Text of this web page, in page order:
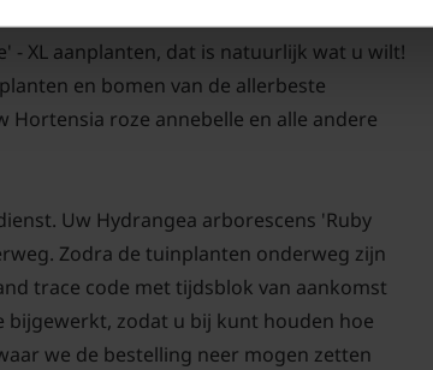
Voor alle grote
- XL aanplanten, dat is natuurlijk wat u wilt!
en bomen van de allerbeste
Hortensia roze annebelle en alle andere
Uw Hydrangea arborescens 'Ruby
Zodra de tuinplanten onderweg zijn
trace code met tijdsblok van aankomst
zodat u bij kunt houden hoe
we de bestelling neer mogen zetten